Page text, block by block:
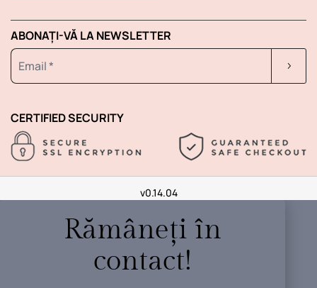
ABONAȚI-VĂ LA NEWSLETTER
CERTIFIED SECURITY
v0.14.04
Rămâneți în
contact!